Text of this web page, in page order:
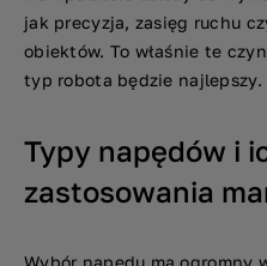
jak precyzja, zasięg ruchu
obiektów. To właśnie te
typ robota będzie najlepszy.
Typy napędów i
zastosowania
Wybór napędu ma ogromny